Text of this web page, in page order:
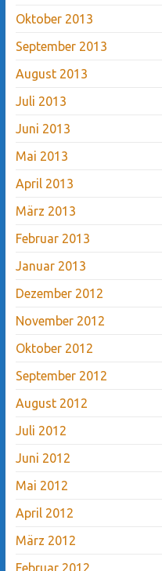
Oktober 2013
September 2013
August 2013
Juli 2013
Juni 2013
Mai 2013
April 2013
März 2013
Februar 2013
Januar 2013
Dezember 2012
November 2012
Oktober 2012
September 2012
August 2012
Juli 2012
Juni 2012
Mai 2012
April 2012
März 2012
Februar 2012